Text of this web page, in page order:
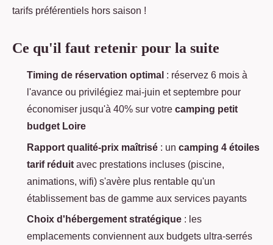
tarifs préférentiels hors saison !
Ce qu'il faut retenir pour la suite
Timing de réservation optimal : réservez 6 mois à
l'avance ou privilégiez mai-juin et septembre pour
économiser jusqu'à 40% sur votre camping petit
budget Loire
Rapport qualité-prix maîtrisé : un camping 4 étoiles
tarif réduit avec prestations incluses (piscine,
animations, wifi) s'avère plus rentable qu'un
établissement bas de gamme aux services payants
Choix d'hébergement stratégique : les
emplacements conviennent aux budgets ultra-serrés